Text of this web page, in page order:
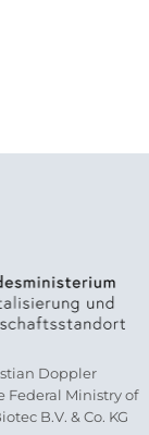
Doppler
Federal Ministry of
B.V. & Co. KG